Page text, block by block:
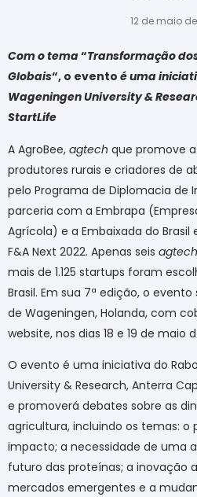
12 de maio
Com o tema“Transformação
Globais“, o evento é uma
Wageningen University &
StartLife
A AgroBee, agtech que promove
produtores rurais e criadores de
pelo Programa de Diplomacia de
parceria com a Embrapa
Agrícola) e a Embaixada do
F&A Next 2022. Apenas seis
mais de 1.125 startups foram
Brasil. Em sua 7ª edição, o evento
de Wageningen, Holanda, com
website, nos dias 18 e 19 de maio
O evento é uma iniciativa do
University & Research, Anterra
e promoverá debates sobre as
agricultura, incluindo os temas: o
impacto; a necessidade de uma
futuro das proteínas; a inovação
mercados emergentes e a